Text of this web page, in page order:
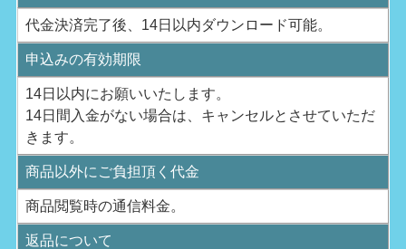
代金決済完了後、14日以内ダウンロード可能。
申込みの有効期限
14日以内にお願いいたします。
14日間入金がない場合は、キャンセルとさせていただ
きます。
商品以外にご負担頂く代金
商品閲覧時の通信料金。
返品について